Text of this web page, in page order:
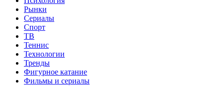
Рынки
Сериалы
Спорт
ТВ
Теннис
Технологии
Тренды
Фигурное катание
Фильмы и сериалы